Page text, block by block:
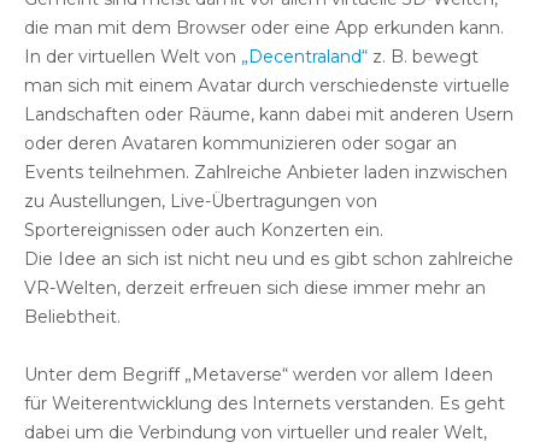
die man mit dem Browser oder eine App erkunden kann.
In der virtuellen Welt von „Decentraland“ z. B. bewegt
man sich mit einem Avatar durch verschiedenste virtuelle
Landschaften oder Räume, kann dabei mit anderen Usern
oder deren Avataren kommunizieren oder sogar an
Events teilnehmen. Zahlreiche Anbieter laden inzwischen
zu Austellungen, Live-Übertragungen von
Sportereignissen oder auch Konzerten ein.
Die Idee an sich ist nicht neu und es gibt schon zahlreiche
VR-Welten, derzeit erfreuen sich diese immer mehr an
Beliebtheit.
Unter dem Begriff „Metaverse“ werden vor allem Ideen
für Weiterentwicklung des Internets verstanden. Es geht
dabei um die Verbindung von virtueller und realer Welt,